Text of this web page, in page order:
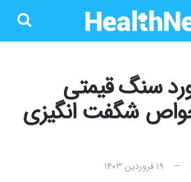
سنگ قیمتی
شگفت انگیزی
۱۹ فروردین ۱۴۰۳